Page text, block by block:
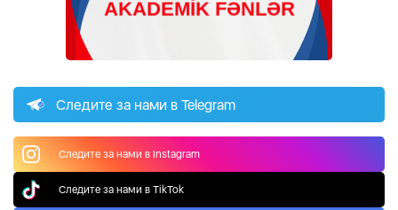
Следите за нами в Telegram
Следите за нами в Instagram
Следите за нами в TikTok